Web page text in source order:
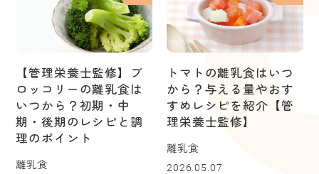
【管理栄養士監修】ブ
ロッコリーの離乳食は
いつから？初期・中
期・後期のレシピと調
理のポイント
離乳食
トマトの離乳食はいつ
から？与える量やおす
すめレシピを紹介【管
理栄養士監修】
離乳食
2026.05.07